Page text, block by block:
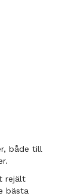
både till
rejält
bästa